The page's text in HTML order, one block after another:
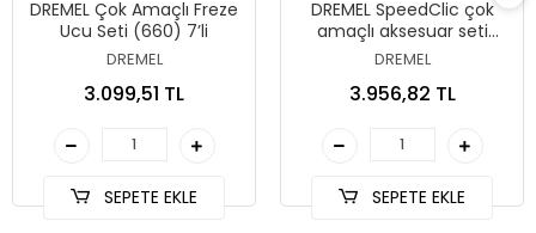
DREMEL Çok Amaçlı Freze
Ucu Seti (660) 7’li
DREMEL
3.099,51 TL
SEPETE EKLE
DREMEL SpeedClic çok
amaçlı aksesuar seti
(SC725) 70’li
DREMEL
3.956,82 TL
SEPETE EKLE